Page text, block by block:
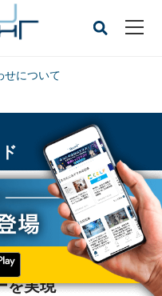
せについて
無人のコンタクトセンターを実現
ルエージェントで
を実現